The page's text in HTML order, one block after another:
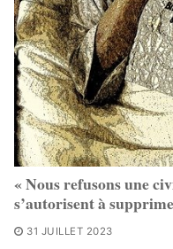
« Nous refusons une
s’autorisent à
31 JUILLET 2023